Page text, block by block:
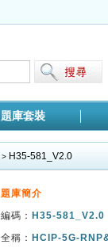
題庫套裝
> H35-581_V2.0
題庫簡介
編碼： H35-581_V2.0
全稱： HCIP-5G-